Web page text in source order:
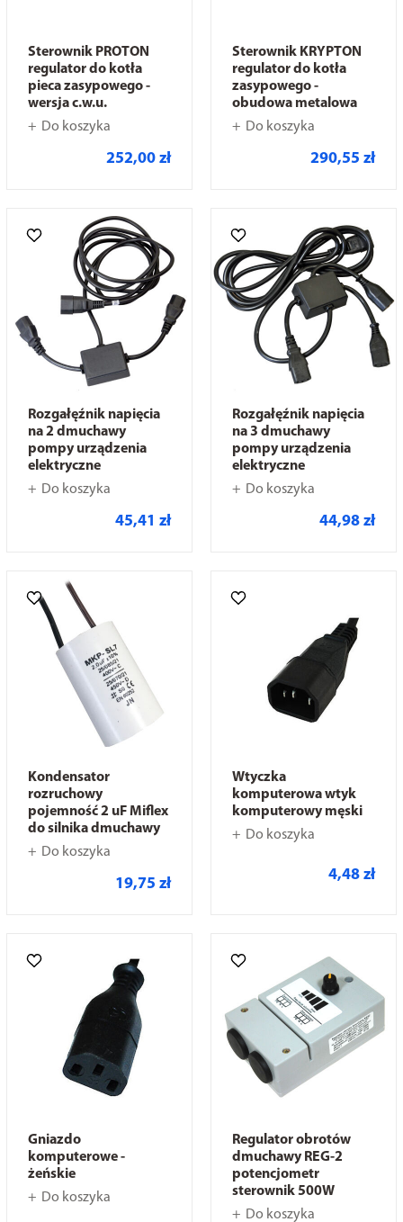
Sterownik PROTON
regulator do kotła
pieca zasypowego -
wersja c.w.u.
Do koszyka
252,00 zł
Sterownik KRYPTON
regulator do kotła
zasypowego -
obudowa metalowa
Do koszyka
290,55 zł
Rozgałęźnik napięcia
na 2 dmuchawy
pompy urządzenia
elektryczne
Do koszyka
45,41 zł
Rozgałęźnik napięcia
na 3 dmuchawy
pompy urządzenia
elektryczne
Do koszyka
44,98 zł
Kondensator
rozruchowy
pojemność 2 uF Miflex
do silnika dmuchawy
Do koszyka
19,75 zł
Wtyczka
komputerowa wtyk
komputerowy męski
Do koszyka
4,48 zł
Gniazdo
komputerowe -
żeńskie
Do koszyka
Regulator obrotów
dmuchawy REG-2
potencjometr
sterownik 500W
Do koszyka